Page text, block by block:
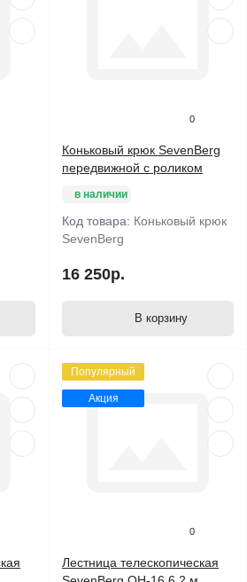
0
Коньковый крюк SevenBerg
передвижной с роликом
в наличии
Код товара: Коньковый крюк
SevenBerg
16 250р.
В корзину
Популярный
Акция
0
Лестница телескопическая